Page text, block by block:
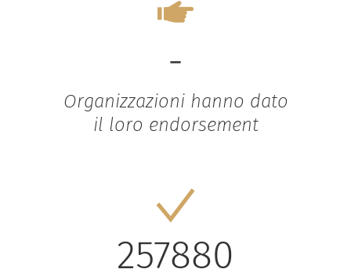
-
Organizzazioni hanno dato
il loro endorsement
257880